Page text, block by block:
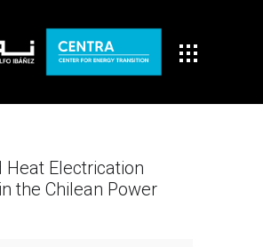
Heat Electrication
the Chilean Power